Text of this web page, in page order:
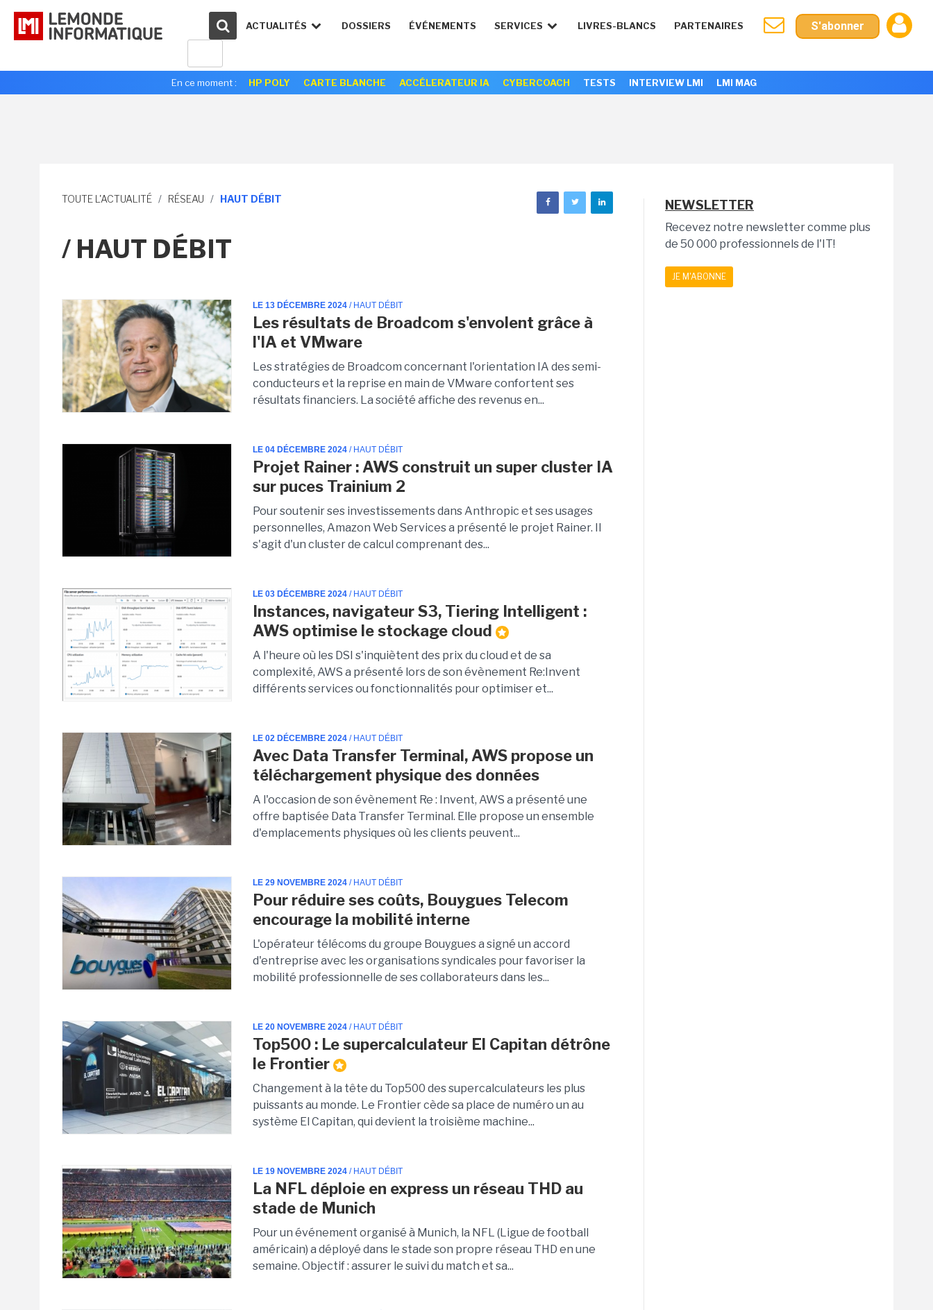
ACTUALITÉS DOSSIERS ÉVÉNEMENTS SERVICES LIVRES-BLANCS PARTENAIRES S'abonner
En ce moment : HP POLY CARTE BLANCHE ACCÉLERATEUR IA CYBERCOACH TESTS INTERVIEW LMI LMI MAG
TOUTE L'ACTUALITÉ / RÉSEAU / HAUT DÉBIT
/ HAUT DÉBIT
LE 13 DÉCEMBRE 2024 / HAUT DÉBIT
Les résultats de Broadcom s'envolent grâce à
l'IA et VMware
Les stratégies de Broadcom concernant l'orientation IA des semi-
conducteurs et la reprise en main de VMware confortent ses
résultats financiers. La société affiche des revenus en...
LE 04 DÉCEMBRE 2024 / HAUT DÉBIT
Projet Rainer : AWS construit un super cluster IA
sur puces Trainium 2
Pour soutenir ses investissements dans Anthropic et ses usages
personnelles, Amazon Web Services a présenté le projet Rainer. Il
s'agit d'un cluster de calcul comprenant des...
LE 03 DÉCEMBRE 2024 / HAUT DÉBIT
Instances, navigateur S3, Tiering Intelligent :
AWS optimise le stockage cloud
A l'heure où les DSI s'inquiètent des prix du cloud et de sa
complexité, AWS a présenté lors de son évènement Re:Invent
différents services ou fonctionnalités pour optimiser et...
LE 02 DÉCEMBRE 2024 / HAUT DÉBIT
Avec Data Transfer Terminal, AWS propose un
téléchargement physique des données
A l'occasion de son évènement Re : Invent, AWS a présenté une
offre baptisée Data Transfer Terminal. Elle propose un ensemble
d'emplacements physiques où les clients peuvent...
LE 29 NOVEMBRE 2024 / HAUT DÉBIT
Pour réduire ses coûts, Bouygues Telecom
encourage la mobilité interne
L'opérateur télécoms du groupe Bouygues a signé un accord
d'entreprise avec les organisations syndicales pour favoriser la
mobilité professionnelle de ses collaborateurs dans les...
LE 20 NOVEMBRE 2024 / HAUT DÉBIT
Top500 : Le supercalculateur El Capitan détrône
le Frontier
Changement à la tête du Top500 des supercalculateurs les plus
puissants au monde. Le Frontier cède sa place de numéro un au
système El Capitan, qui devient la troisième machine...
LE 19 NOVEMBRE 2024 / HAUT DÉBIT
La NFL déploie en express un réseau THD au
stade de Munich
Pour un événement organisé à Munich, la NFL (Ligue de football
américain) a déployé dans le stade son propre réseau THD en une
semaine. Objectif : assurer le suivi du match et sa...
NEWSLETTER
Recevez notre newsletter comme plus
de 50 000 professionnels de l'IT!
JE M'ABONNE